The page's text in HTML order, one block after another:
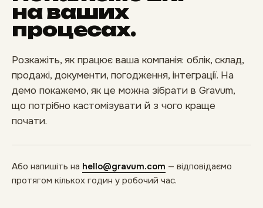
на ваших
процесах.
Розкажіть, як працює ваша компанія: облік, склад,
продажі, документи, погодження, інтеграції. На
демо покажемо, як це можна зібрати в Gravum,
що потрібно кастомізувати й з чого краще
почати.
Або напишіть на hello@gravum.com — відповідаємо
протягом кількох годин у робочий час.